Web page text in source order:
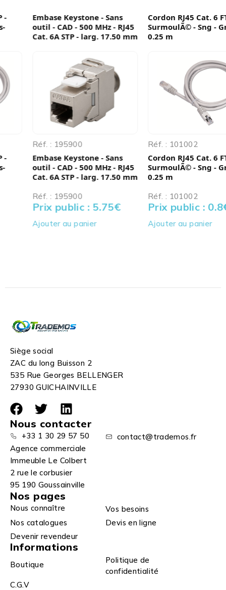
Embase Keystone - Sans
outil - CAD - 500 MHz - RJ45
Cat. 6A STP - larg. 17.50 mm
Réf. : 195900
Embase Keystone - Sans
outil - CAD - 500 MHz - RJ45
Cat. 6A STP - larg. 17.50 mm
Réf. : 195900
Prix public : 5.75€
Ajouter au panier
Cordon RJ45 Cat. 6 FTP -
SurmoulÃ© - Sng - Gris-
0.25 m
Réf. : 101002
Cordon RJ45 Cat. 6 FTP -
SurmoulÃ© - Sng - Gris-
0.25 m
Réf. : 101002
Prix public : 0.8€
Ajouter au panier
Siège social
ZAC du long Buisson 2
535 Rue Georges BELLENGER
27930 GUICHAINVILLE
Nous contacter
+33 1 30 29 57 50
contact@trademos.fr
Agence commerciale
Immeuble Le Colbert
2 rue le corbusier
95 190 Goussainville
Nos pages
Nous connaître
Vos besoins
Nos catalogues
Devis en ligne
Devenir revendeur
Informations
Boutique
Politique de
confidentialité
C.G.V